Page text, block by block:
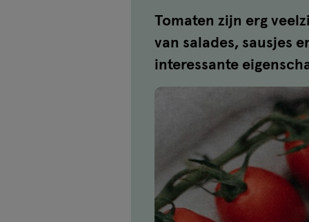
Tomaten zijn erg
van salades, sausjes
interessante